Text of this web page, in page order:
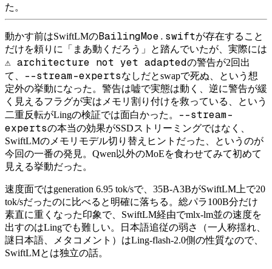
た。
動かす前はSwiftLMのBailingMoe.swiftが存在すること
だけを頼りに「まあ動くだろう」と踏んでいたが、実際には
⚠️ architecture not yet adaptedの警告が2回出
て、
--stream-expertsなしだとswapで死ぬ、という想
定外の挙動になった。警告は嘘で実態は動く、逆に警告が緩
く見えるフラグが実はメモリ割り付けを救っている、という
二重反転がLingの検証では面白かった。
--stream-
expertsの本当の効果がSSDストリーミングではなく、
SwiftLMのメモリモデル切り替えヒントだった、というのが
今回の一番の発見。Qwen以外のMoEを食わせてみて初めて
見える挙動だった。
速度面ではgeneration 6.95 tok/sで、35B-A3BがSwiftLM上で20
tok/sだったのに比べると明確に落ちる。総パラ100B分だけ
素直に重くなった印象で、SwiftLM経由でmlx-lm並の速度を
出すのはLingでも難しい。日本語追従の弱さ（一人称揺れ、
謎日本語、メタコメント）はLing-flash-2.0側の性質なので、
SwiftLMとは独立の話。